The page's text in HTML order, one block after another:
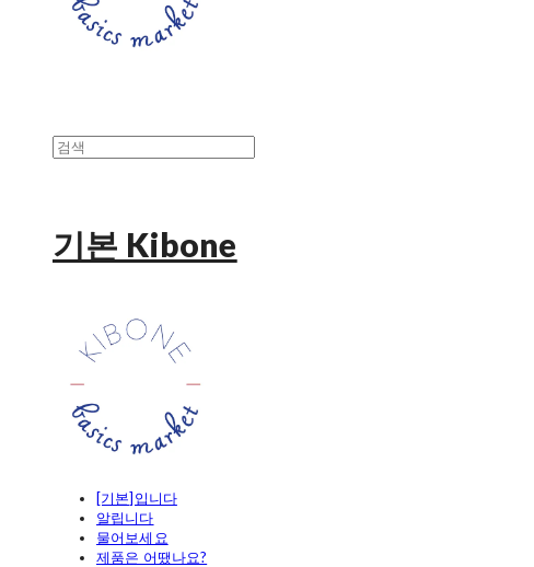
기본 Kibone
[기본]입니다
알립니다
물어보세요
제품은 어땠나요?